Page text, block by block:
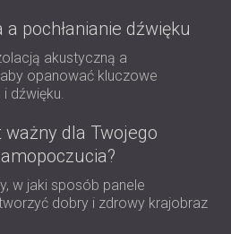
pochłanianie dźwięku
akustyczną a
opanować kluczowe
dźwięku.
ważny dla Twojego
w jaki sposób panele
dobry i zdrowy krajobraz